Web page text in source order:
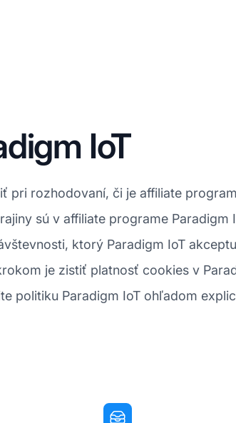
IoT
pri rozhodovaní, či je affiliate
sú v affiliate programe Paradigm
ktorý Paradigm IoT
je zistiť platnosť cookies v
politiku Paradigm IoT ohľadom